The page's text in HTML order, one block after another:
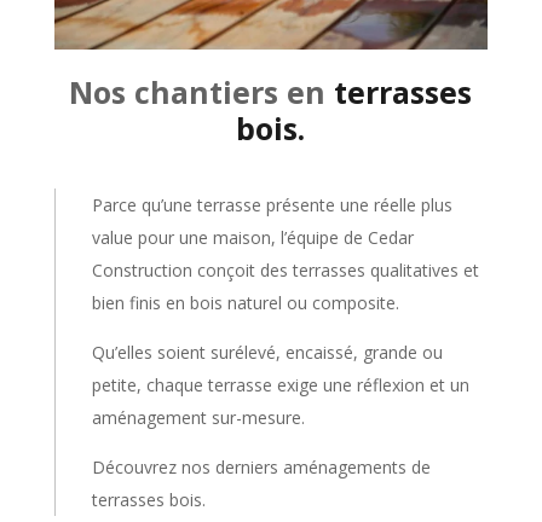
Nos chantiers en terrasses
bois.
Parce qu’une terrasse présente une réelle plus
value pour une maison, l’équipe de Cedar
Construction conçoit des terrasses qualitatives et
bien finis en bois naturel ou composite.
Qu’elles soient surélevé, encaissé, grande ou
petite, chaque terrasse exige une réflexion et un
aménagement sur-mesure.
Découvrez nos derniers aménagements de
terrasses bois.